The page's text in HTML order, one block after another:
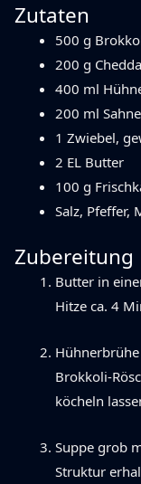
Zutaten
500 g
200 g
400 ml
200 ml Sahne
1 Zwiebel,
2 EL Butter
100 g
Salz, Pfeffer,
Zubereitung
Butter in
Hitze ca. 4
Brokkoli-
köcheln
Suppe grob
Struktur